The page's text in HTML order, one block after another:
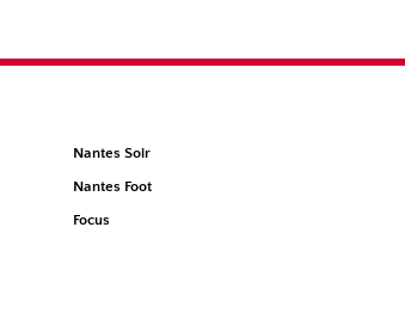
Nantes Soir
Nantes Foot
Focus